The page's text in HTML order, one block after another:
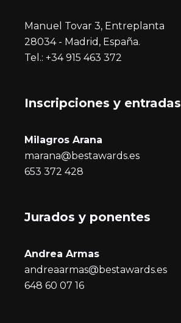
Manuel Tovar 3, Entreplanta
28034 - Madrid, España.
Tel.: +34 915 463 372
Inscripciones y entradas
Milagros Arana
marana@bestawards.es
653 372 428
Jurados y ponentes
Andrea Armas
andreaarmas@bestawards.es
648 60 07 16